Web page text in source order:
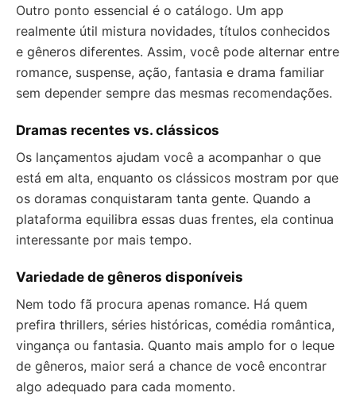
Outro ponto essencial é o catálogo. Um app
realmente útil mistura novidades, títulos conhecidos
e gêneros diferentes. Assim, você pode alternar entre
romance, suspense, ação, fantasia e drama familiar
sem depender sempre das mesmas recomendações.
Dramas recentes vs. clássicos
Os lançamentos ajudam você a acompanhar o que
está em alta, enquanto os clássicos mostram por que
os doramas conquistaram tanta gente. Quando a
plataforma equilibra essas duas frentes, ela continua
interessante por mais tempo.
Variedade de gêneros disponíveis
Nem todo fã procura apenas romance. Há quem
prefira thrillers, séries históricas, comédia romântica,
vingança ou fantasia. Quanto mais amplo for o leque
de gêneros, maior será a chance de você encontrar
algo adequado para cada momento.